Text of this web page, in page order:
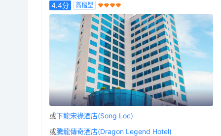
4.4分 高檔型
或下龍宋祿酒店(Song Loc)
或騰龍傳奇酒店(Dragon Legend Hotel)